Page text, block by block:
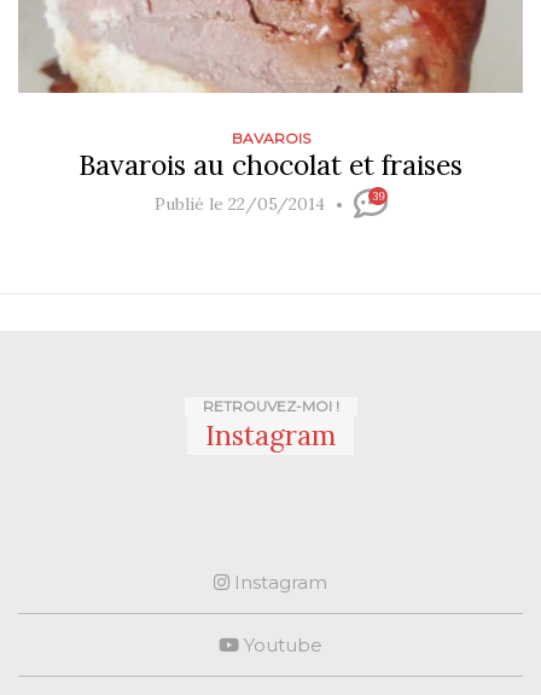
BAVAROIS
Bavarois au chocolat et fraises
Publié le 22/05/2014 39
RETROUVEZ-MOI !
Instagram
Instagram
Youtube